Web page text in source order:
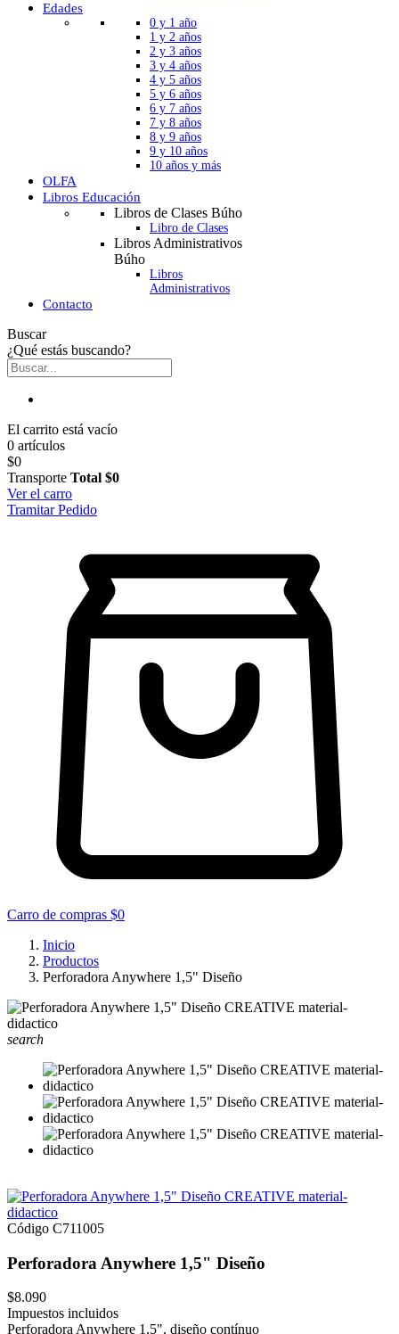
Edades
0 y 1 año
1 y 2 años
2 y 3 años
3 y 4 años
4 y 5 años
5 y 6 años
6 y 7 años
7 y 8 años
8 y 9 años
9 y 10 años
10 años y más
OLFA
Libros Educación
Libros de Clases Búho
Libro de Clases
Libros Administrativos
Búho
Libros
Administrativos
Contacto
Buscar
¿Qué estás buscando?
El carrito está vacío
0 artículos
$0
Transporte Total $0
Ver el carro
Tramitar Pedido
Carro de compras $0
Inicio
Productos
Perforadora Anywhere 1,5" Diseño
search
Código C711005
Perforadora Anywhere 1,5" Diseño
$8.090
Impuestos incluidos
Perforadora Anywhere 1,5", diseño contínuo